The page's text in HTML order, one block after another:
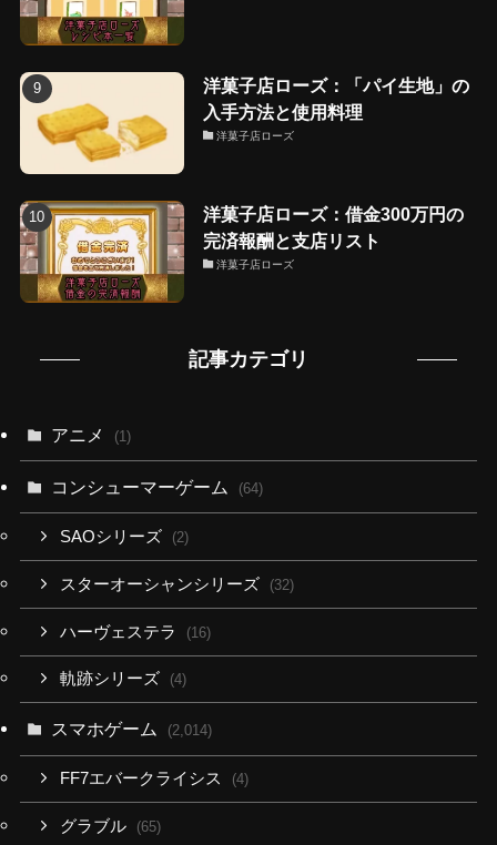
洋菓子店ローズ：「パイ生地」の
入手方法と使用料理
洋菓子店ローズ
洋菓子店ローズ：借金300万円の
完済報酬と支店リスト
洋菓子店ローズ
記事カテゴリ
アニメ (1)
コンシューマーゲーム (64)
SAOシリーズ (2)
スターオーシャンシリーズ (32)
ハーヴェステラ (16)
軌跡シリーズ (4)
スマホゲーム (2,014)
FF7エバークライシス (4)
グラブル (65)